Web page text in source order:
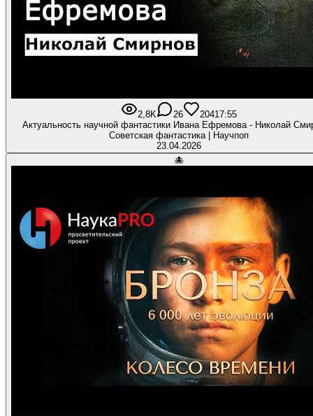
2,8K 26 20417:55
Актуальность научной фантастики Ивана Ефремова - Николай
Советская фантастика | Научпоп
23.04.2026
🐙